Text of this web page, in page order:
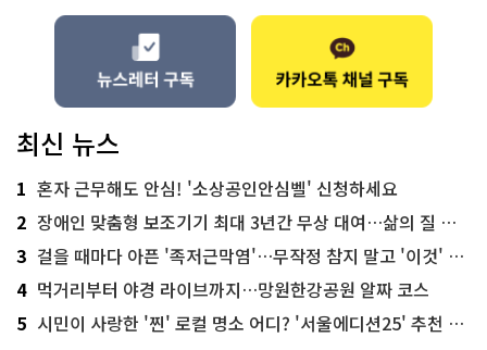
최신 뉴스
1 혼자 근무해도 안심! '소상공인안심벨' 신청하세요
2 장애인 맞춤형 보조기기 최대 3년간 무상 대여…삶의 질 높인다
3 걸을 때마다 아픈 '족저근막염'…무작정 참지 말고 '이것' 해보세요!
4 먹거리부터 야경 라이브까지…망원한강공원 알짜 코스
5 시민이 사랑한 '찐' 로컬 명소 어디? '서울에디션25' 추천 코스